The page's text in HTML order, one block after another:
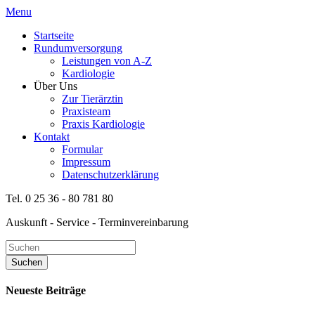
Menu
Startseite
Rundumversorgung
Leistungen von A-Z
Kardiologie
Über Uns
Zur Tierärztin
Praxisteam
Praxis Kardiologie
Kontakt
Formular
Impressum
Datenschutzerklärung
Tel. 0 25 36 - 80 781 80
Auskunft - Service - Terminvereinbarung
Neueste Beiträge